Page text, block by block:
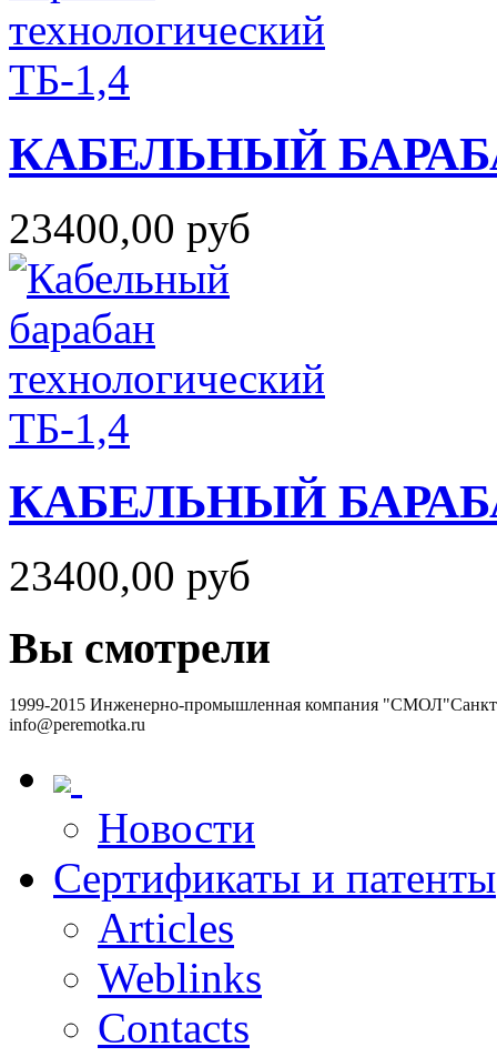
КАБЕЛЬНЫЙ
23400,00 руб
КАБЕЛЬНЫЙ
23400,00 руб
Вы смотрели
1999-2015 Инженерно-промышленная компания "СМОЛ"
info@peremotka.ru
Новости
Сертификаты и патенты
Articles
Weblinks
Contacts